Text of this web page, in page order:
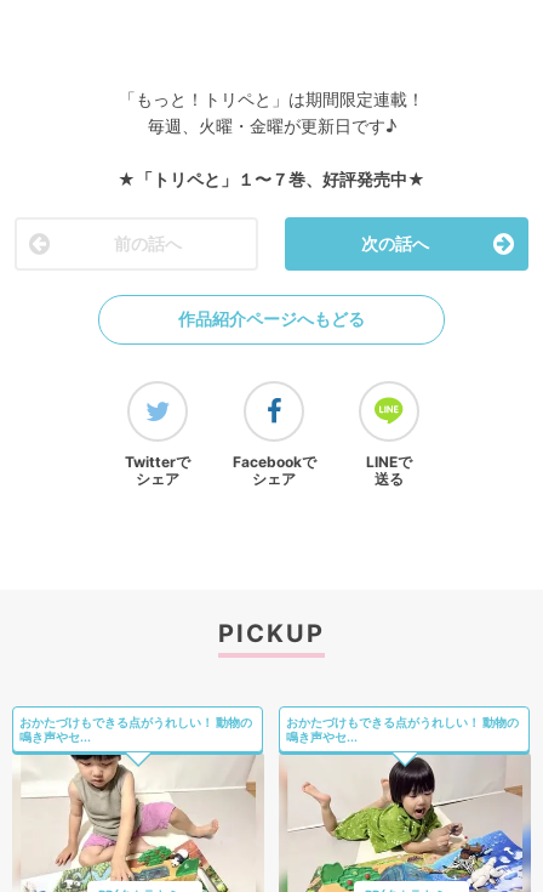
「もっと！トリペと」は期間限定連載！
毎週、火曜・金曜が更新日です♪
★「トリペと」１〜７巻、好評発売中★
前の話へ 次の話へ
作品紹介ページへもどる
Twitterで
シェア
Facebookで
シェア
LINEで
送る
PICKUP
おかたづけもできる点がうれしい！ 動物の
鳴き声やセ...
おかたづけもできる点がうれしい！ 動物の
鳴き声やセ...